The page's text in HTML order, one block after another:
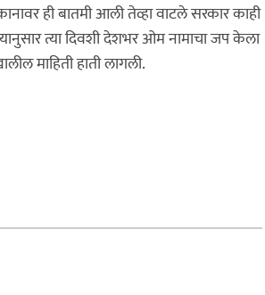
ही बातमी आली तेव्हा वाटले सरकार काही
त्या दिवशी देशभर ओम नामाचा जप केला
माहिती हाती लागली.